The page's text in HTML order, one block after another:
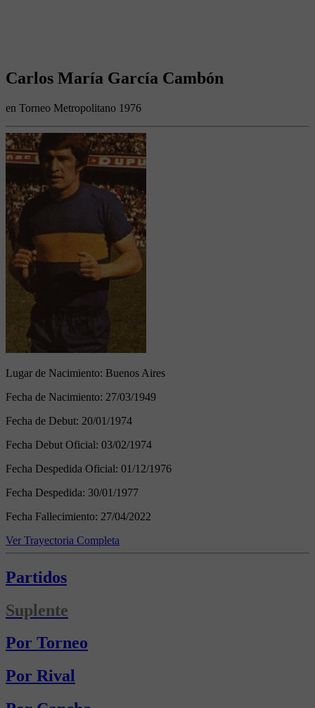
Carlos María García Cambón
en Torneo Metropolitano 1976
Lugar de Nacimiento: Buenos Aires
Fecha de Nacimiento: 27/03/1949
Fecha de Debut: 20/01/1974
Fecha Debut Oficial: 03/02/1974
Fecha Despedida Oficial: 01/12/1976
Fecha Despedida: 30/01/1977
Fecha Fallecimiento: 27/04/2022
Ver Trayectoria Completa
Partidos
Suplente
Por Torneo
Por Rival